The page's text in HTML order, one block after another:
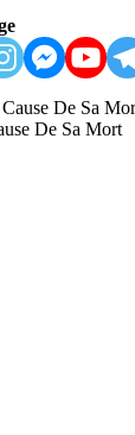
De Sa Mort